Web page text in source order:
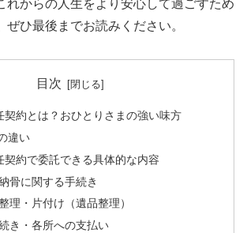
れからの人生をより安心して過ごすため
ぜひ最後までお読みください。
目次
契約とは？おひとりさまの強い味方
違い
契約で委託できる具体的な内容
骨に関する手続き
理・片付け（遺品整理）
き・各所への支払い